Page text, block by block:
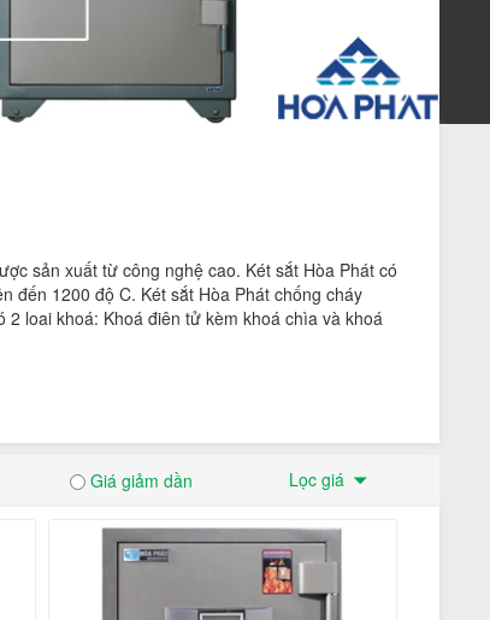
sản xuất từ công nghệ cao. Két sắt Hòa Phát có
đến 1200 độ C. Két sắt Hòa Phát chống cháy
loại khoá: Khoá điện tử kèm khoá chìa và khoá
chính hãng, chất lượng và giá rẻ. Đây là địa chỉ
của hàng giả, hàng nhái. Tới với chúng tôi
Hòa Phát tới tay khách hàng. Khui thùng, bóc
Giá giảm dần Lọc giá